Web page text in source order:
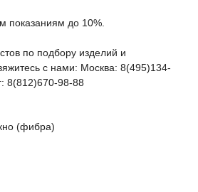
показаниям до 10%.
по подбору изделий и
с нами: Москва: 8(495)134-
8(812)670-98-88
(фибра)